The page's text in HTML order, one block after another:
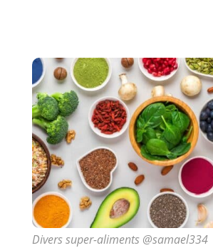
Divers super-aliments @samael334